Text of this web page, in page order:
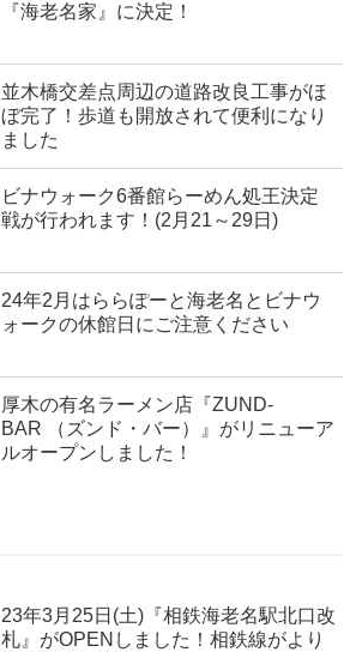
『海老名家』に決定！
並木橋交差点周辺の道路改良工事がほ
ぼ完了！歩道も開放されて便利になり
ました
ビナウォーク6番館らーめん処王決定
戦が行われます！(2月21～29日)
24年2月はららぽーと海老名とビナウ
ォークの休館日にご注意ください
厚木の有名ラーメン店『ZUND-
BAR （ズンド・バー）』がリニューア
ルオープンしました！
23年3月25日(土)『相鉄海老名駅北口改
札』がOPENしました！相鉄線がより